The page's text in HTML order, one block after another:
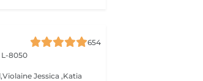
654
8050
Jessica ,Katia